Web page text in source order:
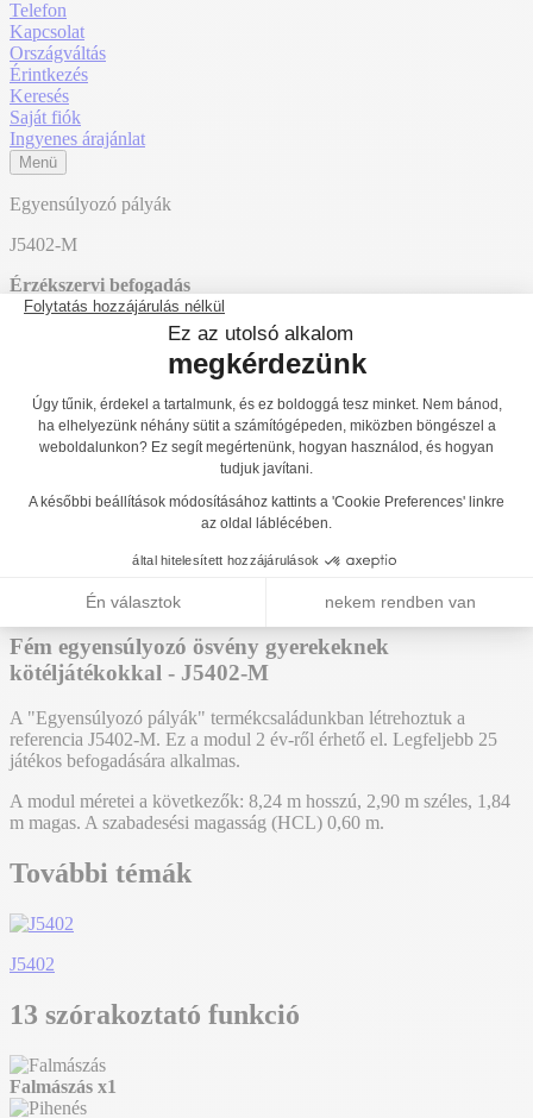
Telefon
Kapcsolat
Országváltás
Érintkezés
Keresés
Saját fiók
Ingyenes árajánlat
Menü
Egyensúlyozó pályák
J5402-M
Érzékszervi befogadás
2 3
Játszóterek Egyensúlyozó és mászó játszótéri
Egyensúlyozó pályák
J5402-M
Vissza a listához
J5403
J5402-M
További témák:
Hozzáadás az árajánlathoz
Fém egyensúlyozó ösvény gyerekeknek
kötéljátékokkal - J5402-M
A "Egyensúlyozó pályák" termékcsaládunkban létrehoztuk a
referencia J5402-M. Ez a modul 2 év-ről érhető el. Legfeljebb 25
játékos befogadására alkalmas.
A modul méretei a következők: 8,24 m hosszú, 2,90 m széles, 1,84
m magas. A szabadesési magasság (HCL) 0,60 m.
További témák
J5402
13 szórakoztató funkció
Falmászás x1